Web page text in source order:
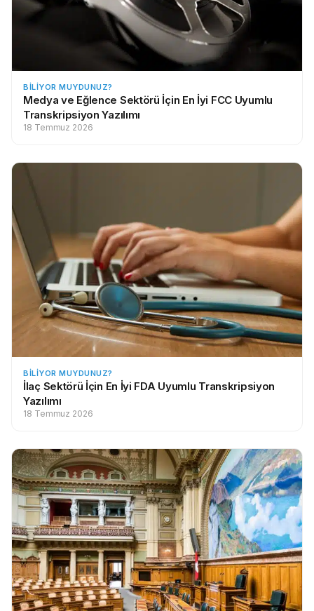
BILIYOR MUYDUNUZ?
Medya ve Eğlence Sektörü İçin En İyi FCC Uyumlu
Transkripsiyon Yazılımı
18 Temmuz 2026
BILIYOR MUYDUNUZ?
İlaç Sektörü İçin En İyi FDA Uyumlu Transkripsiyon
Yazılımı
18 Temmuz 2026